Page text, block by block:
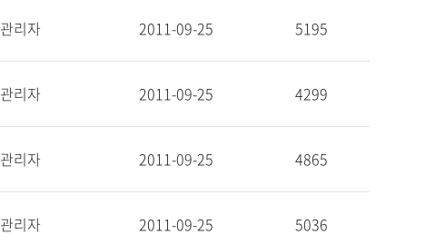
관리자 2011-09-25 5195
관리자 2011-09-25 4299
관리자 2011-09-25 4865
관리자 2011-09-25 5036